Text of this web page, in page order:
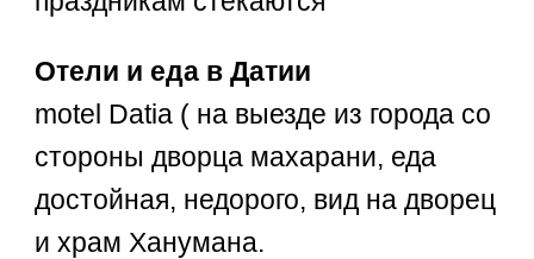
Отели и еда в Датии
motel Datia ( на выезде из города со
стороны дворца махарани, еда
достойная, недорого, вид на дворец
и храм Ханумана.